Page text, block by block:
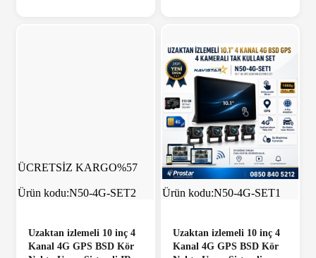
ÜCRETSİZ KARGO%57
Ürün kodu:N50-4G-SET2
Uzaktan izlemeli 10 inç 4
Kanal 4G GPS BSD Kör
ÜCRETSİZ KARGO%59
Ürün kodu:N50-4G-SET1
Uzaktan izlemeli 10 inç 4
Kanal 4G GPS BSD Kör